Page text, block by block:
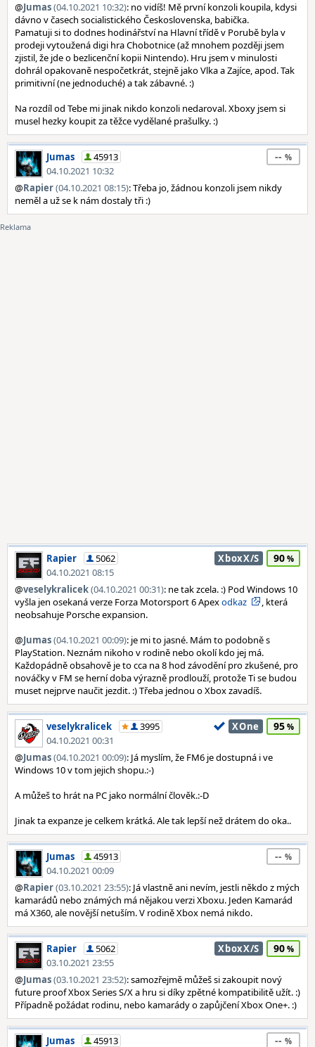
@Jumas(04.10.2021 10:32): no vidíš! Mě první konzoli koupila, kdysi
dávno v časech socialistického Československa, babička.
Pamatuji si to dodnes hodinářství na Hlavní třídě v Porubě byla v
prodeji vytoužená digi hra Chobotnice (až mnohem později jsem
zjistil, že jde o bezlicenční kopii Nintendo). Hru jsem v minulosti
dohrál opakovaně nespočetkrát, stejně jako Vlka a Zajíce, apod. Tak
primitivní (ne jednoduché) a tak zábavné. :)
Na rozdíl od Tebe mi jinak nikdo konzoli nedaroval. Xboxy jsem si
musel hezky koupit za těžce vydělané prašulky. :)
Jumas
45913
04.10.2021 10:32
--
@Rapier(04.10.2021 08:15): Třeba jo, žádnou konzoli jsem nikdy
neměl a už se k nám dostaly tři :)
Rapier
5062
04.10.2021 08:15
XboxX/S 90
@veselykralicek(04.10.2021 00:31): ne tak zcela. :) Pod Windows 10
vyšla jen osekaná verze Forza Motorsport 6 Apexodkaz
, která
neobsahuje Porsche expansion.
@Jumas(04.10.2021 00:09): je mi to jasné. Mám to podobně s
PlayStation. Neznám nikoho v rodině nebo okolí kdo jej má.
Každopádně obsahově je to cca na 8 hod závodění pro zkušené, pro
nováčky v FM se herní doba výrazně prodlouží, protože Ti se budou
muset nejprve naučit jezdit. :) Třeba jednou o Xbox zavadíš.
veselykralicek
3995
04.10.2021 00:31
XOne 95
@Jumas(04.10.2021 00:09): Já myslím, že FM6 je dostupná i ve
Windows 10 v tom jejich shopu.:-)
A můžeš to hrát na PC jako normální člověk.:-D
Jinak ta expanze je celkem krátká. Ale tak lepší než drátem do oka..
Jumas
45913
04.10.2021 00:09
--
@Rapier(03.10.2021 23:55): Já vlastně ani nevím, jestli někdo z mých
kamarádů nebo známých má nějakou verzi Xboxu. Jeden Kamarád
má X360, ale novější netuším. V rodině Xbox nemá nikdo.
Rapier
5062
03.10.2021 23:55
XboxX/S 90
@Jumas(03.10.2021 23:52): samozřejmě můžeš si zakoupit nový
future proof Xbox Series S/X a hru si díky zpětné kompatibilitě užít. :)
Případně požádat rodinu, nebo kamarády o zapůjčení Xbox One+. :)
Jumas 45913 --